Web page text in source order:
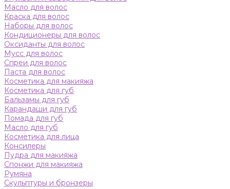
Масло для волос
Краска для волос
Наборы для волос
Кондиционеры для волос
Оксиданты для волос
Мусс для волос
Спреи для волос
Паста для волос
Косметика для макияжа
Косметика для губ
Бальзамы для губ
Карандаши для губ
Помада для губ
Масло для губ
Косметика для лица
Консилеры
Пудра для макияжа
Спонжи для макияжа
Румяна
Скульптуры и бронзеры